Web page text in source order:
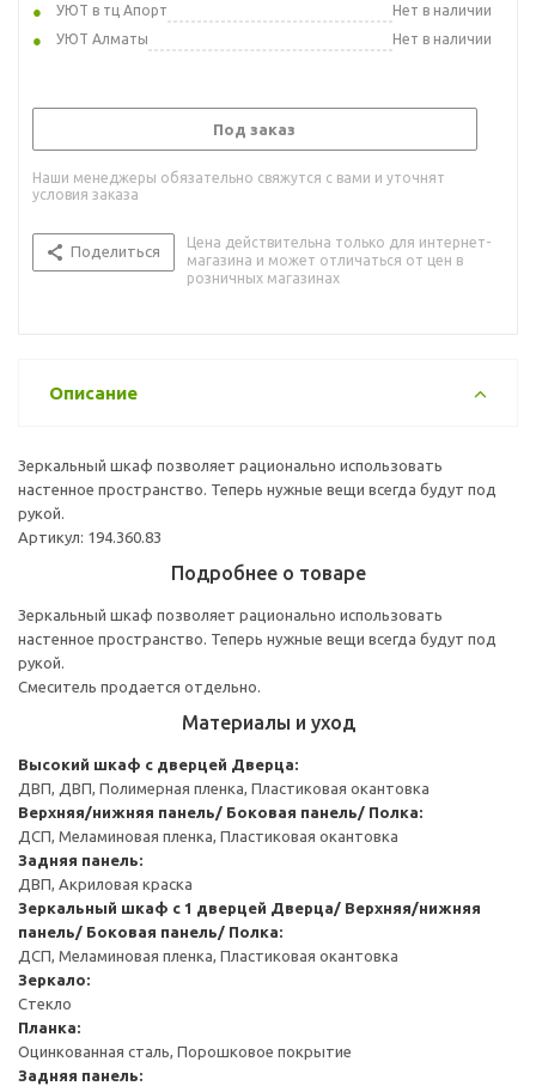
УЮТ в тц Апорт
Нет в наличии
УЮТ Алматы
Нет в наличии
Под заказ
Наши менеджеры обязательно свяжутся с вами и уточнят
условия заказа
Поделиться
Цена действительна только для интернет-
магазина и может отличаться от цен в
розничных магазинах
Описание
Зеркальный шкаф позволяет рационально использовать
настенное пространство. Теперь нужные вещи всегда будут под
рукой.
Артикул: 194.360.83
Подробнее о товаре
Зеркальный шкаф позволяет рационально использовать
настенное пространство. Теперь нужные вещи всегда будут под
рукой.
Смеситель продается отдельно.
Материалы и уход
Высокий шкаф с дверцей Дверца:
ДВП, ДВП, Полимерная пленка, Пластиковая окантовка
Верхняя/нижняя панель/ Боковая панель/ Полка:
ДСП, Меламиновая пленка, Пластиковая окантовка
Задняя панель:
ДВП, Акриловая краска
Зеркальный шкаф с 1 дверцей Дверца/ Верхняя/нижняя
панель/ Боковая панель/ Полка:
ДСП, Меламиновая пленка, Пластиковая окантовка
Зеркало:
Стекло
Планка:
Оцинкованная сталь, Порошковое покрытие
Задняя панель: